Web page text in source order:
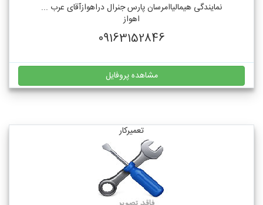
نمایندگی هیمالیاامرسان پارس جنرال دراهوازآقای عرب ...
اهواز
09163152846
مشاهده پروفایل
تعمیرکار